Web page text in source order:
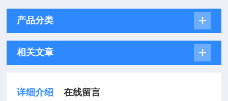
产品分类
相关文章
详细介绍 在线留言